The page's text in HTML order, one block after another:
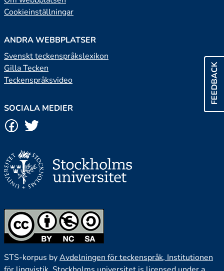
FEEDBACK
Cookieinställningar
ANDRA WEBBPLATSER
Svenskt teckenspråkslexikon
Gilla Tecken
Teckenspråksvideo
SOCIALA MEDIER
STS-korpus byAvdelningen för teckenspråk, Institutionen